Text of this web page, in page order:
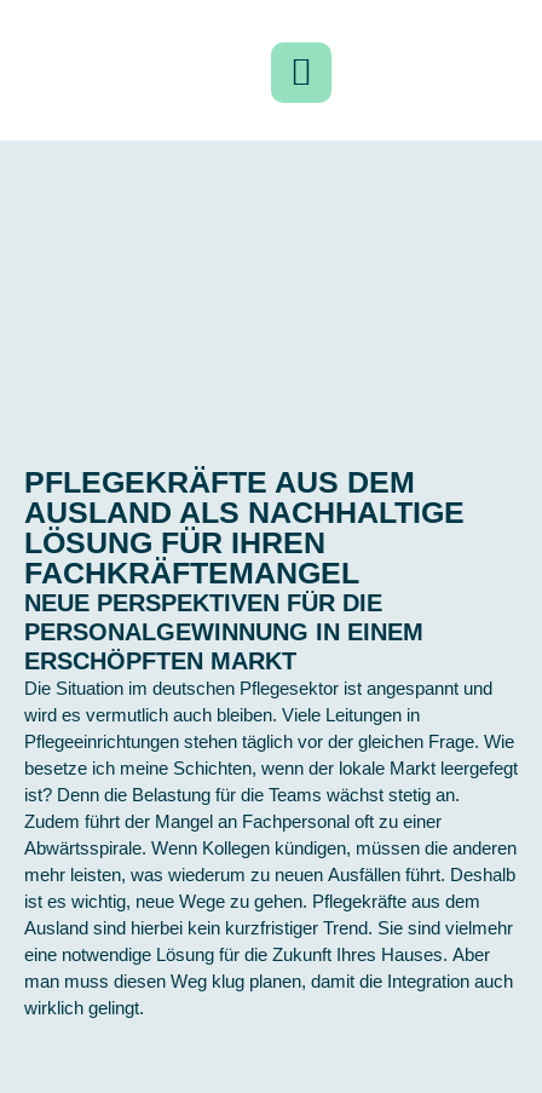
PFLEGEKRÄFTE AUS DEM
AUSLAND ALS NACHHALTIGE
LÖSUNG FÜR IHREN
FACHKRÄFTEMANGEL
NEUE PERSPEKTIVEN FÜR DIE
PERSONALGEWINNUNG IN EINEM
ERSCHÖPFTEN MARKT
Die Situation im deutschen Pflegesektor ist angespannt und
wird es vermutlich auch bleiben. Viele Leitungen in
Pflegeeinrichtungen stehen täglich vor der gleichen Frage. Wie
besetze ich meine Schichten, wenn der lokale Markt leergefegt
ist? Denn die Belastung für die Teams wächst stetig an.
Zudem führt der Mangel an Fachpersonal oft zu einer
Abwärtsspirale. Wenn Kollegen kündigen, müssen die anderen
mehr leisten, was wiederum zu neuen Ausfällen führt. Deshalb
ist es wichtig, neue Wege zu gehen. Pflegekräfte aus dem
Ausland sind hierbei kein kurzfristiger Trend. Sie sind vielmehr
eine notwendige Lösung für die Zukunft Ihres Hauses. Aber
man muss diesen Weg klug planen, damit die Integration auch
wirklich gelingt.